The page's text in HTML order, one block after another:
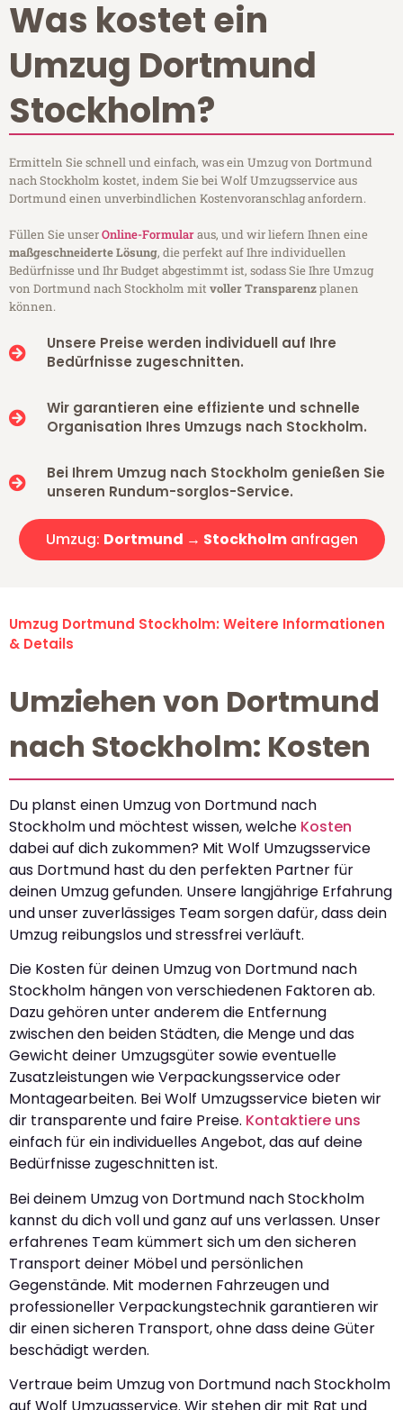
Was kostet ein
Umzug Dortmund
Stockholm?
Ermitteln Sie schnell und einfach, was ein Umzug von Dortmund
nach Stockholm kostet, indem Sie bei Wolf Umzugsservice aus
Dortmund einen unverbindlichen Kostenvoranschlag anfordern.
Füllen Sie unserOnline-Formularaus, und wir liefern Ihnen eine
maßgeschneiderte Lösung, die perfekt auf Ihre individuellen
Bedürfnisse und Ihr Budget abgestimmt ist, sodass Sie Ihre Umzug
von Dortmund nach Stockholm mitvoller Transparenzplanen
können.
Unsere Preise werden individuell auf Ihre
Bedürfnisse zugeschnitten.
Wir garantieren eine effiziente und schnelle
Organisation Ihres Umzugs nach Stockholm.
Bei Ihrem Umzug nach Stockholm genießen Sie
unseren Rundum-sorglos-Service.
Umzug: Dortmund → Stockholmanfragen
Umzug Dortmund Stockholm: Weitere Informationen
& Details
Umziehen von Dortmund
nach Stockholm: Kosten
Du planst einen Umzug von Dortmund nach
Stockholm und möchtest wissen, welche Kosten
dabei auf dich zukommen? Mit Wolf Umzugsservice
aus Dortmund hast du den perfekten Partner für
deinen Umzug gefunden. Unsere langjährige Erfahrung
und unser zuverlässiges Team sorgen dafür, dass dein
Umzug reibungslos und stressfrei verläuft.
Die Kosten für deinen Umzug von Dortmund nach
Stockholm hängen von verschiedenen Faktoren ab.
Dazu gehören unter anderem die Entfernung
zwischen den beiden Städten, die Menge und das
Gewicht deiner Umzugsgüter sowie eventuelle
Zusatzleistungen wie Verpackungsservice oder
Montagearbeiten. Bei Wolf Umzugsservice bieten wir
dir transparente und faire Preise. Kontaktiere uns
einfach für ein individuelles Angebot, das auf deine
Bedürfnisse zugeschnitten ist.
Bei deinem Umzug von Dortmund nach Stockholm
kannst du dich voll und ganz auf uns verlassen. Unser
erfahrenes Team kümmert sich um den sicheren
Transport deiner Möbel und persönlichen
Gegenstände. Mit modernen Fahrzeugen und
professioneller Verpackungstechnik garantieren wir
dir einen sicheren Transport, ohne dass deine Güter
beschädigt werden.
Vertraue beim Umzug von Dortmund nach Stockholm